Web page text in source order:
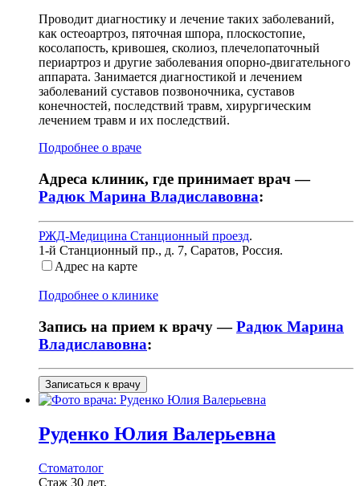
Проводит диагностику и лечение таких заболеваний,
как остеоартроз, пяточная шпора, плоскостопие,
косолапость, кривошея, сколиоз, плечелопаточный
периартроз и другие заболевания опорно-двигательного
аппарата. Занимается диагностикой и лечением
заболеваний суставов позвоночника, суставов
конечностей, последствий травм, хирургическим
лечением травм и их последствий.
Подробнее о враче
Адреса клиник, где принимает врач —
Радюк Марина Владиславовна:
РЖД-Медицина Станционный проезд.
1-й Станционный пр., д. 7, Саратов, Россия.
Адрес на карте
Подробнее о клинике
Запись на прием к врачу —Радюк Марина
Владиславовна:
Записаться к врачу
Руденко Юлия Валерьевна
Стоматолог
Стаж 30 лет.